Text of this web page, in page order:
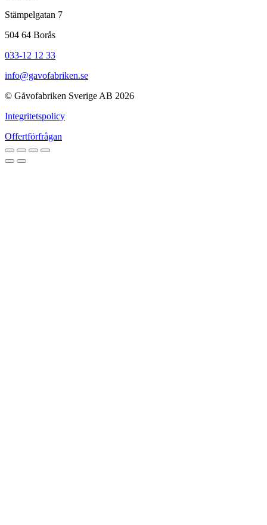
Stämpelgatan 7
504 64 Borås
033-12 12 33
info@gavofabriken.se
© Gåvofabriken Sverige AB 2026
Integritetspolicy
Offertförfrågan